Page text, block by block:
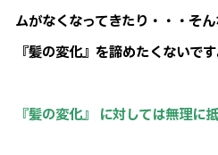
ムがなくなってきたり・・・そ
『髪の変化』を諦めたくないで
『髪の変化』 に対しては無理に